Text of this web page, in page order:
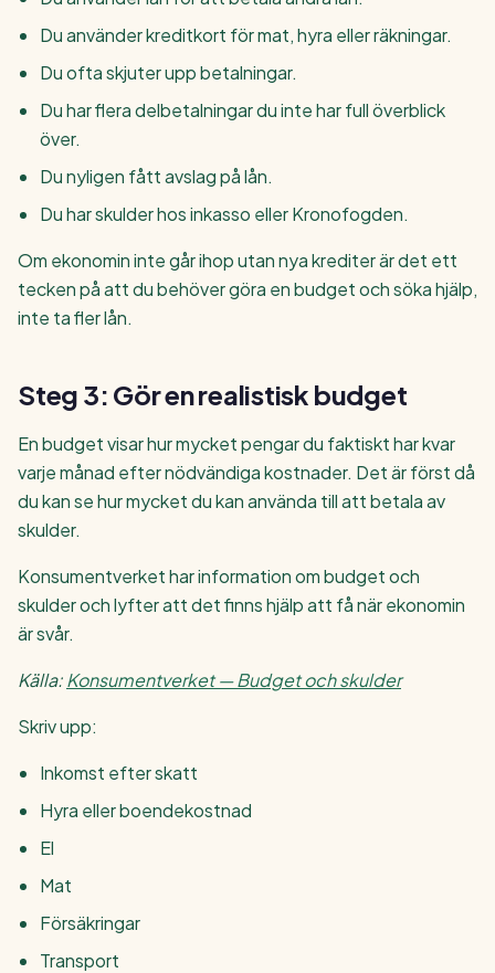
Du använder kreditkort för mat, hyra eller räkningar.
Du ofta skjuter upp betalningar.
Du har flera delbetalningar du inte har full överblick
över.
Du nyligen fått avslag på lån.
Du har skulder hos inkasso eller Kronofogden.
Om ekonomin inte går ihop utan nya krediter är det ett
tecken på att du behöver göra en budget och söka hjälp,
inte ta fler lån.
Steg 3: Gör en realistisk budget
En budget visar hur mycket pengar du faktiskt har kvar
varje månad efter nödvändiga kostnader. Det är först då
du kan se hur mycket du kan använda till att betala av
skulder.
Konsumentverket har information om budget och
skulder och lyfter att det finns hjälp att få när ekonomin
är svår.
Källa:Konsumentverket — Budget och skulder
Skriv upp:
Inkomst efter skatt
Hyra eller boendekostnad
El
Mat
Försäkringar
Transport